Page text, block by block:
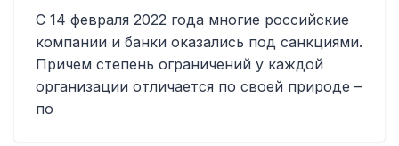
С 14 февраля 2022 года многие российские
компании и банки оказались под санкциями.
Причем степень ограничений у каждой
организации отличается по своей природе –
по